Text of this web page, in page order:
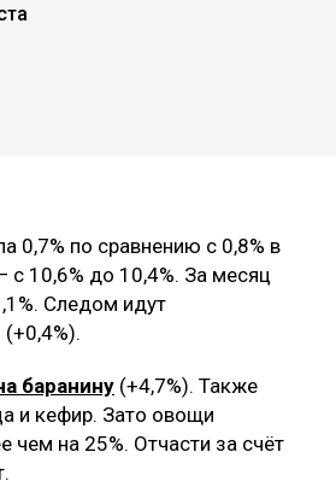
0,7% по сравнению с 0,8% в
с 10,6% до 10,4%. За месяц
Следом идут
баранину (+4,7%). Также
и кефир. Зато овощи
на 25%. Отчасти за счёт